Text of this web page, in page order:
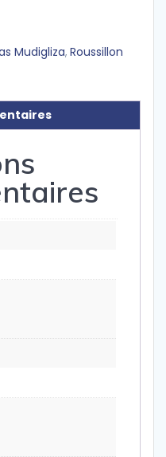
Mudigliza, Roussillon